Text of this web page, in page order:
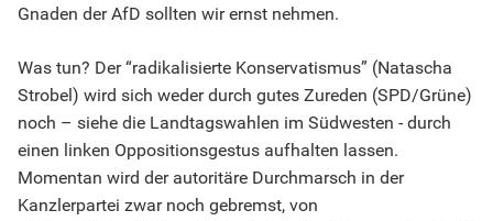
Gnaden der AfD sollten wir ernst nehmen.
Was tun? Der “radikalisierte Konservatismus” (Natascha
Strobel) wird sich weder durch gutes Zureden (SPD/Grüne)
noch – siehe die Landtagswahlen im Südwesten - durch
einen linken Oppositionsgestus aufhalten lassen.
Momentan wird der autoritäre Durchmarsch in der
Kanzlerpartei zwar noch gebremst, von